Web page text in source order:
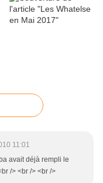
11:01
avait déjà rempli le
/> <br /> <br />